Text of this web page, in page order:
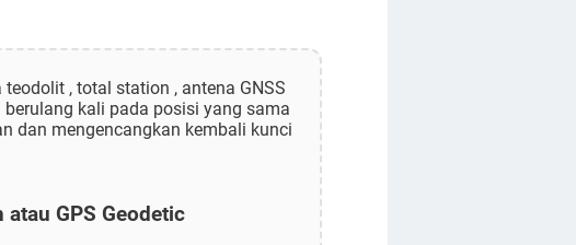
, total station , antena GNSS
kali pada posisi yang sama
dan mengencangkan kembali kunci
GPS Geodetic